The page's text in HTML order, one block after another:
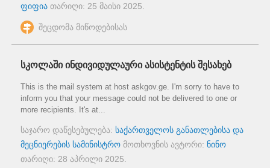
ფიფია თარიღი: 25 მაისი 2025.
შეცდომა მიწოდებისას
სკოლაში ინდივიდულაური ასისტენტის შესახებ
This is the mail system at host askgov.ge. I'm sorry to have to
inform you that your message could not be delivered to one or
more recipients. It's at...
საჯარო დაწესებულება: საქართველოს განათლებისა და
მეცნიერების სამინისტრო მოთხოვნის ავტორი: ნინო
თარიღი: 28 აპრილი 2025.